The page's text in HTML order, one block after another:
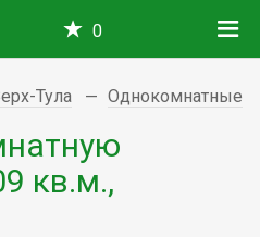
0
Тула Однокомнатные
кв.м.,